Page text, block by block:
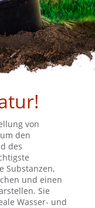
von
den
des
Substanzen,
und einen
Sie
Wasser- und